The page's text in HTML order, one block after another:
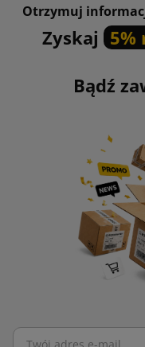
Otrzymuj
Zyskaj 5%
Bądź